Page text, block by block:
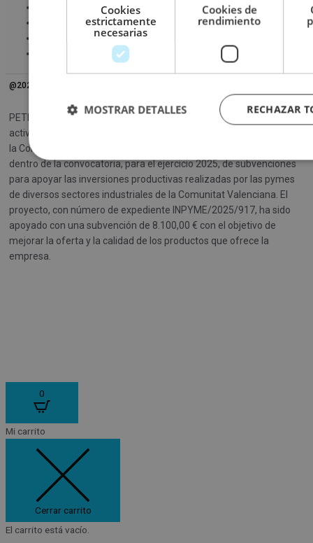
Política de Cookies
Términos y condiciones
Política de Privacidad
Derecho de desistimiento
@2026 MARÍA CATALAN SHOES. TODOS LOS DERECHOS RESERVADOS
PETIT STYLE SL ha realizado la inversión en la “adquisición de
activos para la fabricación de calzado” que ha sido financiado por
la Conselleria de Innovación, Industria, Comercio y Turismo incluido
dentro de la convocatoria, para el ejercicio 2025, de subvenciones
para apoyar las inversiones productivas realizadas por las pymes
de diversos sectores industriales de la Comunitat Valenciana. El
proyecto, con número de expediente INPYME/2025/917, ha sido
apoyado con una subvención de 8.100,00 € con el objetivo de
mejorar la oferta y la calidad de los productos que ofrece la
empresa.
0
Mi carrito
Cerrar carrito
El carrito está vacío.
Cookies
estrictamente
necesarias
Cookies de
rendimiento
RECHAZAR
MOSTRAR DETALLES